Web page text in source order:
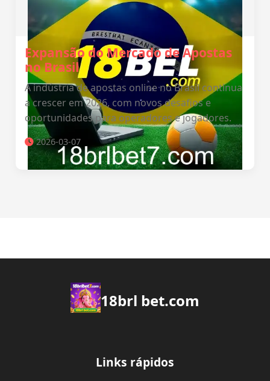
Expansão do Mercado de Apostas
no Brasil
A indústria de apostas online no Brasil continua
a crescer em 2026, com novos desafios e
oportunidades para operadores e jogadores.
2026-03-07
18brl bet.com
Links rápidos